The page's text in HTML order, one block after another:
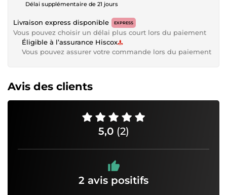
Délai supplémentaire de 21 jours
Livraison express disponible EXPRESS
Vous pouvez choisir un délai plus court lors du paiement
Éligible à l’assurance Hiscox
Vous pouvez assurer votre commande lors du paiement
Avis des clients
5,0 (2)
2 avis positifs